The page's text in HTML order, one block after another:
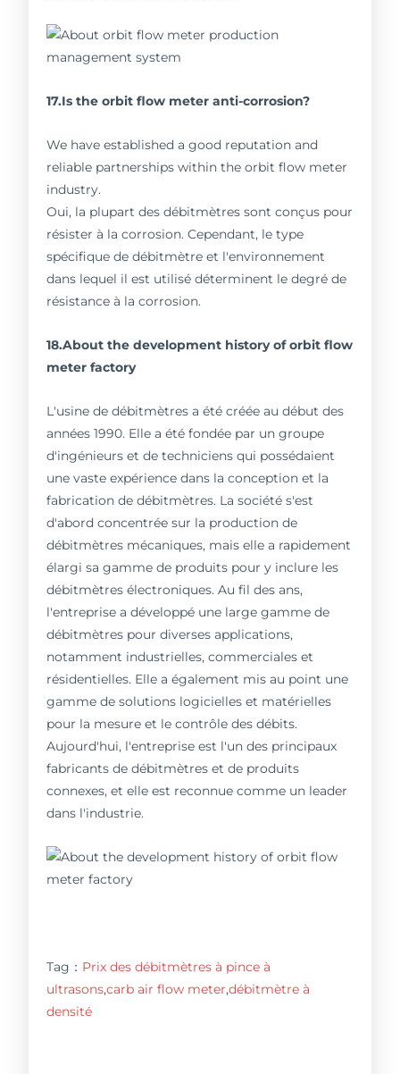
17.Is the orbit flow meter anti-corrosion?
We have established a good reputation and
reliable partnerships within the orbit flow meter
industry.
Oui, la plupart des débitmètres sont conçus pour
résister à la corrosion. Cependant, le type
spécifique de débitmètre et l'environnement
dans lequel il est utilisé déterminent le degré de
résistance à la corrosion.
18.About the development history of orbit flow
meter factory
L'usine de débitmètres a été créée au début des
années 1990. Elle a été fondée par un groupe
d'ingénieurs et de techniciens qui possédaient
une vaste expérience dans la conception et la
fabrication de débitmètres. La société s'est
d'abord concentrée sur la production de
débitmètres mécaniques, mais elle a rapidement
élargi sa gamme de produits pour y inclure les
débitmètres électroniques. Au fil des ans,
l'entreprise a développé une large gamme de
débitmètres pour diverses applications,
notamment industrielles, commerciales et
résidentielles. Elle a également mis au point une
gamme de solutions logicielles et matérielles
pour la mesure et le contrôle des débits.
Aujourd'hui, l'entreprise est l'un des principaux
fabricants de débitmètres et de produits
connexes, et elle est reconnue comme un leader
dans l'industrie.
Tag： Prix des débitmètres à pince à
ultrasons,carb air flow meter,débitmètre à
densité